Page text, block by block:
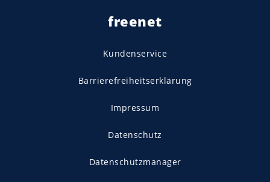
freenet
Kundenservice
Barrierefreiheitserklärung
Impressum
Datenschutz
Datenschutzmanager